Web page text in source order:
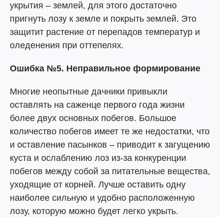
укрытия – землей, для этого достаточно
пригнуть лозу к земле и покрыть землей. Это
защитит растение от перепадов температур и
оледенения при оттепелях.
Ошибка №5. Неправильное формирование
Многие неопытные дачники привыкли
оставлять на саженце первого года жизни
более двух основных побегов. Большое
количество побегов имеет те же недостатки, что
и оставление пасынков – приводит к загущению
куста и ослаблению лоз из-за конкуренции
побегов между собой за питательные вещества,
уходящие от корней. Лучше оставить одну
наиболее сильную и удобно расположенную
лозу, которую можно будет легко укрыть.